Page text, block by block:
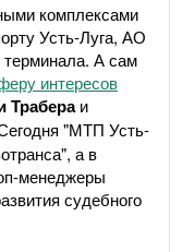
комплексами
Усть-Луга, АО
А сам
интересов
Трабераи
"МТП Усть-
а в
менеджеры
судебного